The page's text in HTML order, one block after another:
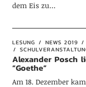
dem Eis zu…
LESUNG NEWS 2019
Alexander Posch
“Goethe”
Am 18. Dezember